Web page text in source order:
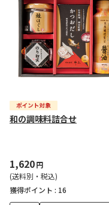
和の調味料詰合せ
1,620円
(送料別・税込)
獲得ポイント : 16